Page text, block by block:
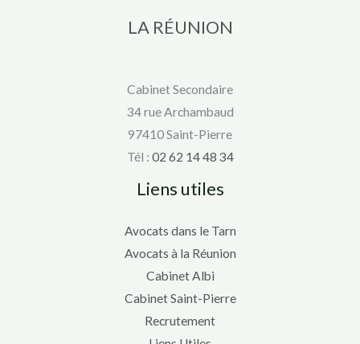
LA RÉUNION
Cabinet Secondaire
34 rue Archambaud
97410 Saint-Pierre
Tél : 02 62 14 48 34
Liens utiles
Avocats dans le Tarn
Avocats à la Réunion
Cabinet Albi
Cabinet Saint-Pierre
Recrutement